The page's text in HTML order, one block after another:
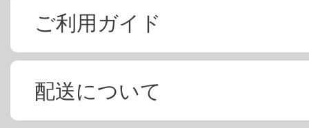
ご利用ガイド
配送について